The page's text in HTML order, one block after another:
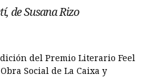
de Susana Rizo
del Premio Literario Feel
Social de La Caixa y